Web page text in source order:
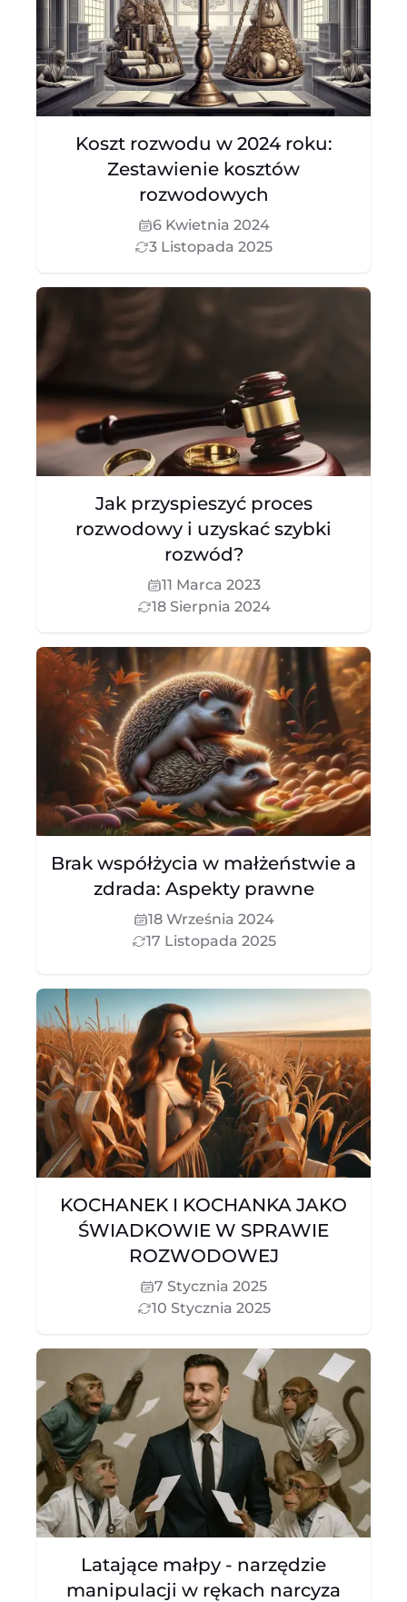
Koszt rozwodu w 2024 roku:
Zestawienie kosztów
rozwodowych
6 Kwietnia 2024
3 Listopada 2025
Jak przyspieszyć proces
rozwodowy i uzyskać szybki
rozwód?
11 Marca 2023
18 Sierpnia 2024
Brak współżycia w małżeństwie a
zdrada: Aspekty prawne
18 Września 2024
17 Listopada 2025
KOCHANEK I KOCHANKA JAKO
ŚWIADKOWIE W SPRAWIE
ROZWODOWEJ
7 Stycznia 2025
10 Stycznia 2025
Latające małpy - narzędzie
manipulacji w rękach narcyza